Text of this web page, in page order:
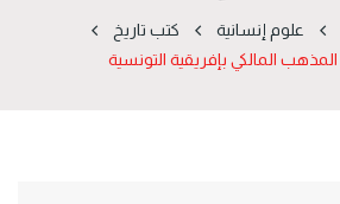
علوم إنسانية
كتب تاريخ
المالكي بإفريقية التونسية